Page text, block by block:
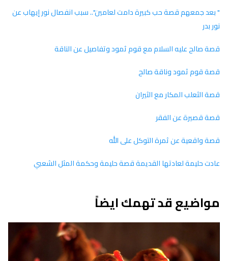
" بعد جمعهم قصة حب كبيرة دامت لعامين".. سبب انفصال نور إيهاب عن
نور بدر
قصة صالح عليه السلام مع قوم ثمود وتفاصيل عن الناقة
قصة قوم ثمود وناقة صالح
قصة الثعلب المكار مع الثيران
قصة قصيرة عن الفقر
قصة واقعية عن ثمرة التوكل على الله
عادت حليمة لعادتها القديمة قصة حليمة وحكمة المثل الشعبي
مواضيع قد تهمك ايضاً